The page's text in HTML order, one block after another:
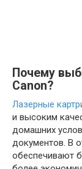
Почему
Canon?
Лазерные
и высоким
домашних
документов. В
обеспечивают